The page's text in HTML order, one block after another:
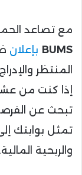
مع تصاعد
BUMS بإعلان
المنتظر
إذا كنت من
تبحث عن
تمثل بوابتك
والربحية المالية.